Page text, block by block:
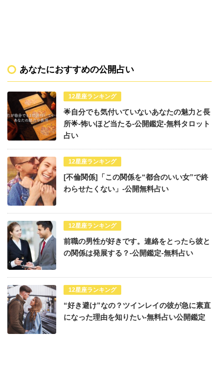
あなたにおすすめの公開占い
12星座ランキング
🌟自分でも気付いていないあなたの魅力と長
所🌟-怖いほど当たる-公開鑑定-無料タロット
占い
12星座ランキング
[不倫関係]「この関係を“都合のいい女”で終
わらせたくない」-公開無料占い
12星座ランキング
前職の男性が好きです。連絡をとったら彼と
の関係は発展する？-公開鑑定-無料占い
12星座ランキング
“好き避け”なの？ツインレイの彼が急に素直
になった理由を知りたい-無料占い公開鑑定